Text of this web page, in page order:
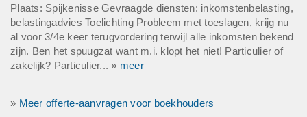
Plaats: Spijkenisse Gevraagde diensten: inkomstenbelasting,
belastingadvies Toelichting Probleem met toeslagen, krijg nu
al voor 3/4e keer terugvordering terwijl alle inkomsten bekend
zijn. Ben het spuugzat want m.i. klopt het niet! Particulier of
zakelijk? Particulier... » meer
» Meer offerte-aanvragen voor boekhouders